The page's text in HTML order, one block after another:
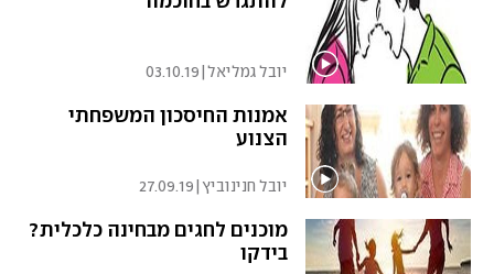
יובל גמליאל|
03.10.19
אמנות החיסכון המשפחתי
הצנוע
יובל חנינוביץ 27.09.19
מוכנים לחגים מבחינה כלכלית?
בידקו